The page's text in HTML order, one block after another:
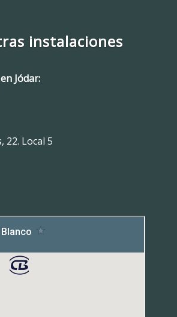
instalaciones
Jódar:
22. Local 5